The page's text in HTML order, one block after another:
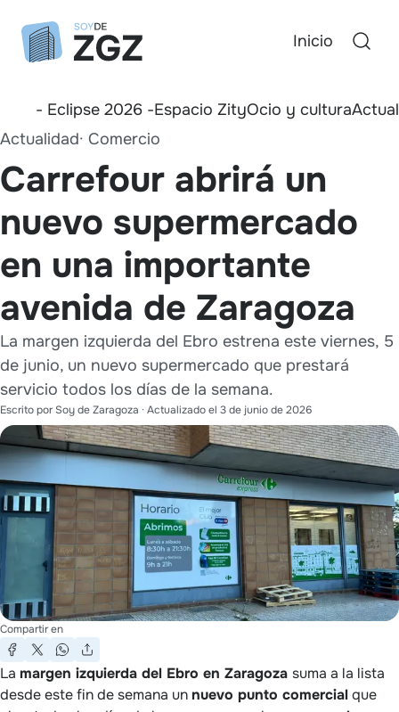
Inicio
- Eclipse 2026 -Espacio ZityOcio y cultura
Actualidad Comercio
Carrefour abrirá un
nuevo supermercado
en una importante
avenida de Zaragoza
La margen izquierda del Ebro estrena este viernes, 5
de junio, un nuevo supermercado que prestará
servicio todos los días de la semana.
Escrito porSoy de Zaragoza · Actualizado el 3 de junio de 2026
Compartir en
La margen izquierda del Ebro en Zaragoza suma a la lista
desde este fin de semana unnuevo punto comercialque